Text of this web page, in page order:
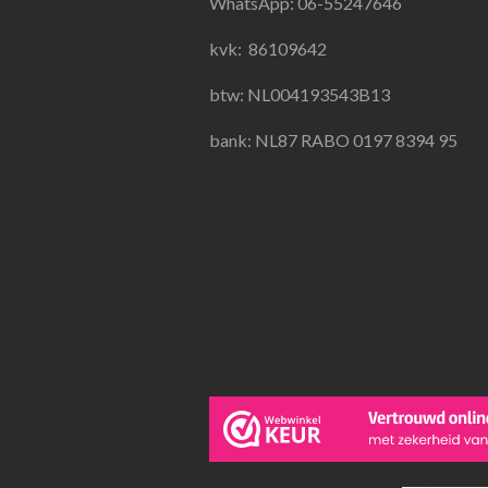
k
a
kvk: 86109642
btw: NL004193543B13
bank: NL87 RABO 0197 8394 95